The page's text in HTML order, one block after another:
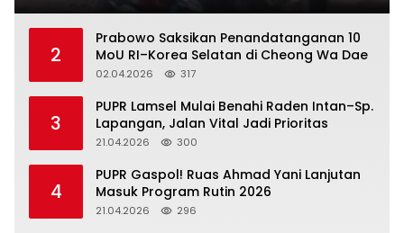
2
Prabowo Saksikan Penandatanganan 10
MoU RI–Korea Selatan di Cheong Wa Dae
02.04.2026 317
3
‎PUPR Lamsel Mulai Benahi Raden Intan–Sp.
Lapangan, Jalan Vital Jadi Prioritas
21.04.2026 300
4
‎PUPR Gaspol! Ruas Ahmad Yani Lanjutan
Masuk Program Rutin 2026
21.04.2026 296